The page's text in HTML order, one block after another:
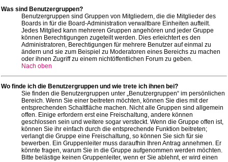
Was sind Benutzergruppen?
Benutzergruppen sind Gruppen von Mitgliedern, die die Mitglieder des
Boards in für die Board-Administration verwaltbare Einheiten aufteilt.
Jedes Mitglied kann mehreren Gruppen angehören und jeder Gruppe
können Berechtigungen zugeteilt werden. Dies erleichtert es den
Administratoren, Berechtigungen für mehrere Benutzer auf einmal zu
ändern und sie zum Beispiel zu Moderatoren eines Bereichs zu machen
oder ihnen Zugriff zu einem nichtöffentlichen Forum zu geben.
Nach oben
Wo finde ich die Benutzergruppen und wie trete ich ihnen bei?
Sie finden die Benutzergruppen unter „Benutzergruppen“ im persönlichen
Bereich. Wenn Sie einer beitreten möchten, können Sie dies mit der
entsprechenden Schaltfläche machen. Nicht alle Gruppen sind allgemein
offen. Einige erfordern erst eine Freischaltung, andere können
geschlossen sein und weitere sogar versteckt. Wenn die Gruppe offen ist,
können Sie ihr einfach durch die entsprechende Funktion beitreten;
verlangt die Gruppe eine Freischaltung, so können Sie sich für sie
bewerben. Ein Gruppenleiter muss daraufhin Ihren Antrag annehmen. Er
könnte fragen, warum Sie in die Gruppe aufgenommen werden möchten.
Bitte belästige keinen Gruppenleiter, wenn er Sie ablehnt, er wird einen